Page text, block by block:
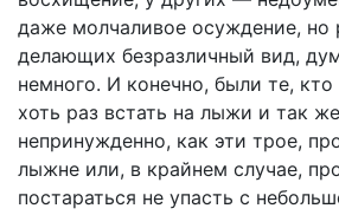
даже молчаливое осуждение, но
делающих безразличный вид,
немного. И конечно, были те,
хоть раз встать на лыжи и так
непринужденно, как эти трое,
лыжне или, в крайнем случае,
постараться не упасть с